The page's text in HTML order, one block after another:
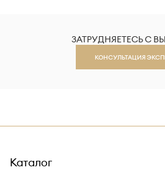
ЗАТРУДНЯЕТЕСЬ С
КОНСУЛЬТАЦИЯ
Каталог